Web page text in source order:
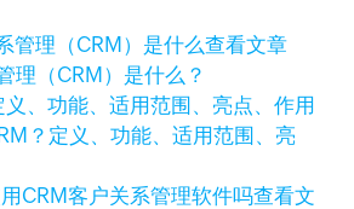
查看文章
理（CRM）是什么？
？定义、功能、适用范围、亮
查看文